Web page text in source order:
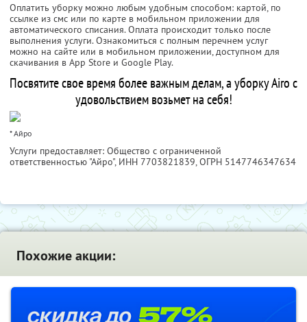
Оплатить уборку можно любым удобным способом: картой, по
ссылке из смс или по карте в мобильном приложении для
автоматического списания. Оплата происходит только после
выполнения услуги. Ознакомиться с полным перечнем услуг
можно на сайте или в мобильном приложении, доступном для
скачивания в App Store и Google Play.
Посвятите свое время более важным делам, а уборку Airo с
удовольствием возьмет на себя!
* Айро
Услуги предоставляет: Общество с ограниченной
ответственностью "Айро", ИНН 7703821839, ОГРН 5147746347634
Похожие акции: